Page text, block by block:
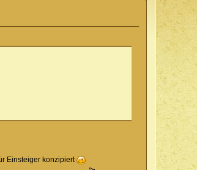
Einsteiger konzipiert